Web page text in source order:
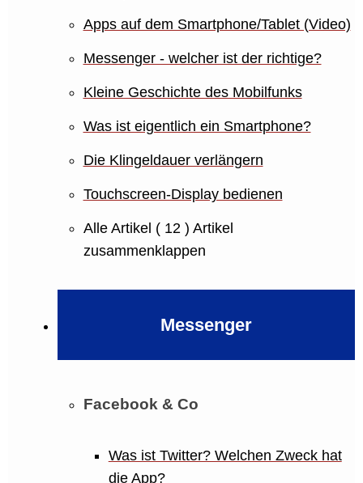
Apps auf dem Smartphone/Tablet (Video)
Messenger - welcher ist der richtige?
Kleine Geschichte des Mobilfunks
Was ist eigentlich ein Smartphone?
Die Klingeldauer verlängern
Touchscreen-Display bedienen
Alle Artikel ( 12 ) Artikel
zusammenklappen
Messenger
Facebook & Co
Was ist Twitter? Welchen Zweck hat
die App?